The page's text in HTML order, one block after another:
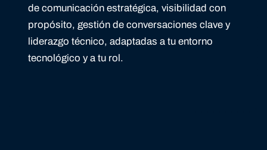
de comunicación estratégica, visibilidad con
propósito, gestión de conversaciones clave y
liderazgo técnico, adaptadas a tu entorno
tecnológico y a tu rol.